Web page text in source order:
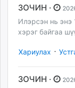
ЗОЧИН ·
Илэрсэн нь энэ
хэрэг байгаа
Хариулах ·
ЗОЧИН ·